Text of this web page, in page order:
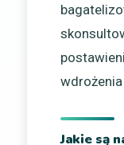
Jakie są